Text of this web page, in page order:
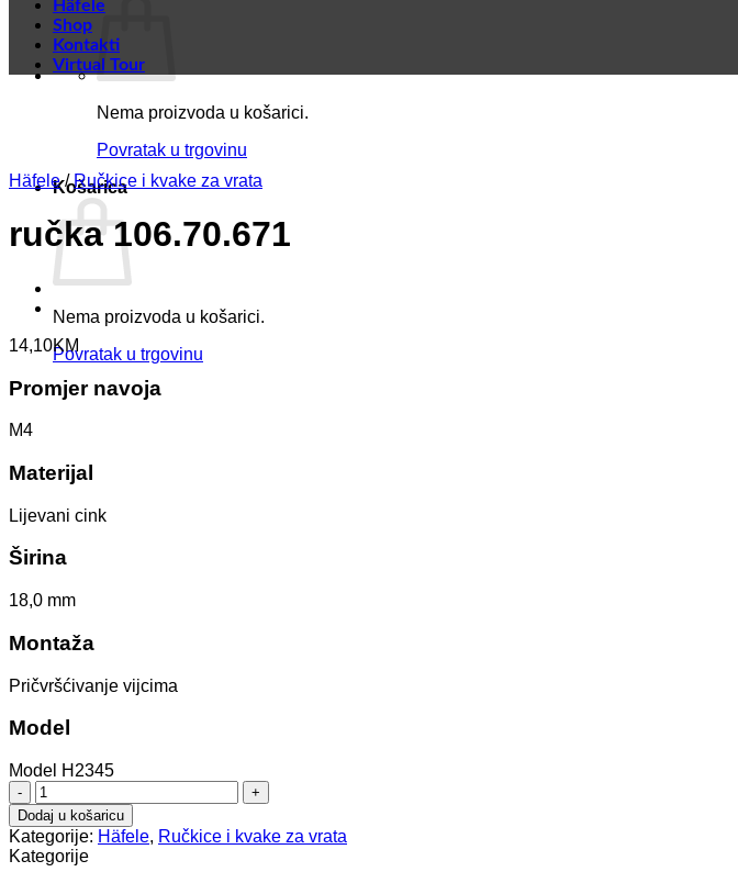
Nema proizvoda u košarici.
Povratak u trgovinu
Košarica
Nema proizvoda u košarici.
Povratak u trgovinu
Häfele
Shop
Kontakti
Virtual Tour
Häfele / Ručkice i kvake za vrata
ručka 106.70.671
14,10KM
Promjer navoja
M4
Materijal
Lijevani cink
Širina
18,0 mm
Montaža
Pričvršćivanje vijcima
Model
Model H2345
ručka
106.70.671
količina
Dodaj u košaricu
Kategorije: Häfele, Ručkice i kvake za vrata
Kategorije